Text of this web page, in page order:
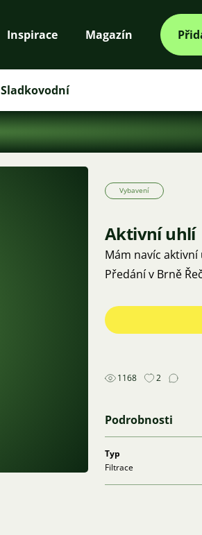
Inspirace Magazín
Sladkovodní
Vybavení
Aktivní uhlí
Mám navíc aktivní
Předání v Brně
1168 2
Podrobnosti
Typ
Filtrace